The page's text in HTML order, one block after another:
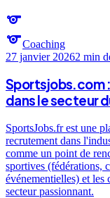
sports
sportsCoaching
27 janvier 20262 min
Sportsjobs.com
dans le secteur
SportsJobs.fr est une
recrutement dans
comme un point de
sportives (fédérations,
événementielles) et les
secteur passionnant.